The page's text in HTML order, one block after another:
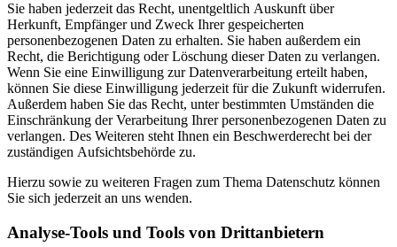
Sie haben jederzeit das Recht, unentgeltlich Auskunft über
Herkunft, Empfänger und Zweck Ihrer gespeicherten
personenbezogenen Daten zu erhalten. Sie haben außerdem ein
Recht, die Berichtigung oder Löschung dieser Daten zu verlangen.
Wenn Sie eine Einwilligung zur Datenverarbeitung erteilt haben,
können Sie diese Einwilligung jederzeit für die Zukunft widerrufen.
Außerdem haben Sie das Recht, unter bestimmten Umständen die
Einschränkung der Verarbeitung Ihrer personenbezogenen Daten zu
verlangen. Des Weiteren steht Ihnen ein Beschwerderecht bei der
zuständigen Aufsichtsbehörde zu.
Hierzu sowie zu weiteren Fragen zum Thema Datenschutz können
Sie sich jederzeit an uns wenden.
Analyse-Tools und Tools von Dritt­anbietern